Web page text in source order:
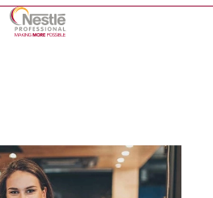
Skip